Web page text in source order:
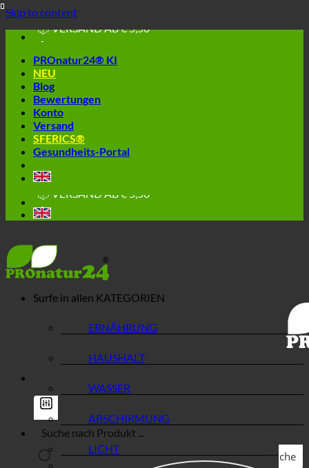
Skip to content
🔆 GESUND. NACHHALTIG.
📦 VERSAND AB € 5,50
🔖 KAUF AUF RECHNUNG
PROnatur24® KI
NEU
Blog
Bewertungen
Konto
Versand
SFERICS®
Gesundheits-Portal
🔆 GESUND. NACHHALTIG.
📦 VERSAND AB € 5,50
🔖 KAUF AUF RECHNUNG
Suche
Surfe in allen KATEGORIEN
ERNÄHRUNG
HAUSHALT
WASSER
ABSCHIRMUNG
LICHT